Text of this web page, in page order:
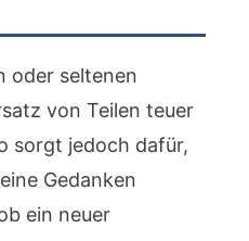
oder seltenen
von Teilen teuer
sorgt jedoch dafür,
Gedanken
ein neuer